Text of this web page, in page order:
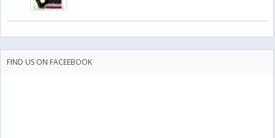
FIND US ON FACEEBOOK